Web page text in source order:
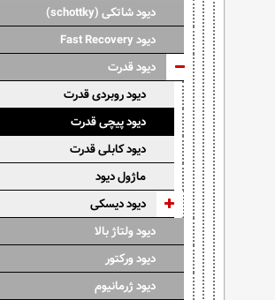
دیود شاتکی (schottky)
دیود Fast Recovery
دیود قدرت
دیود روبردی قدرت
دیود پیچی قدرت
دیود کابلی قدرت
ماژول دیود
دیود دیسکی
دیود ولتاژ بالا
دیود ورکتور
دیود ژرمانیوم